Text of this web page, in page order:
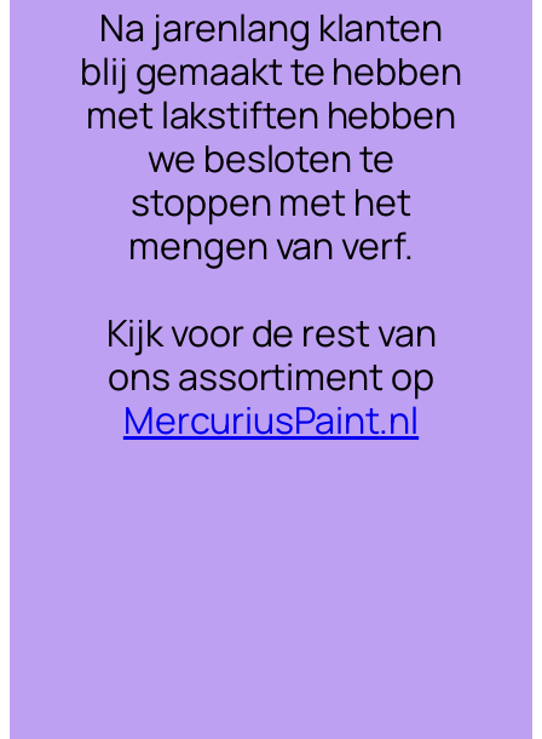
Na jarenlang klanten
blij gemaakt te hebben
met lakstiften hebben
we besloten te
stoppen met het
mengen van verf.
Kijk voor de rest van
ons assortiment op
MercuriusPaint.nl